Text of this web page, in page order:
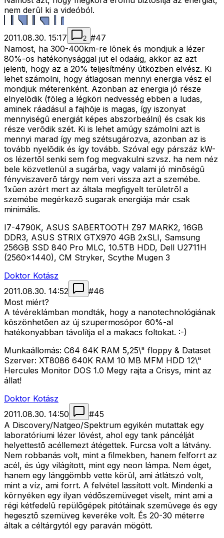
nem derûl ki a videóból.
2011.08.30. 15:17 2 #47
Namost, ha 300-400km-re lõnek és mondjuk a lézer
80%-os hatékonysággal jut el odaáig, akkor az azt
jelenti, hogy az a 20% teljesítmény útközben elvész. Ki
lehet számolni, hogy átlagosan mennyi energia vész el
mondjuk méterenként. Azonban az energia jó része
elnyelõdik (fõleg a légköri nedvesség ebben a ludas,
aminek ráadásul a fajhõje is magas, így iszonyat
mennyiségû energiát képes abszorbeálni) és csak kis
része verõdik szét. Ki is lehet amúgy számolni azt is
mennyi marad így meg szétsugározva, azonban az is
tovább nyelõdik és így tovább. Szóval egy párszáz kW-
os lézertõl senki sem fog megvakulni szvsz. ha nem néz
bele közvetlenül a sugárba, vagy valami jó minõségû
fényviszaverõ tárgy nem veri vissza azt a szemébe.
1xûen azért mert az általa megfigyelt területrõl a
szemébe megérkezõ sugarak energiája már csak
minimális.
I7-4790K, ASUS SABERTOOTH Z97 MARK2, 16GB
DDR3, ASUS STRIX GTX970 4GB 2xSLI, Samsung
256GB SSD 840 Pro MLC, 10.5TB HDD, Dell U2711H
(2560x1440), CM Stryker, Scythe Mugen 3
Doktor Kotász
2011.08.30. 14:52
#46
Most miért?
A tévéreklámban mondták, hogy a nanotechnológiának
köszönhetõen az új szupermosópor 60%-al
hatékonyabban távolítja el a makacs foltokat. :-)
Munkaállomás: C64 64K RAM 5,25\" floppy & Dataset
Szerver: XT8086 640K RAM 10 MB MFM HDD 12\"
Hercules Monitor DOS 1.0 Megy rajta a Crisys, mint az
állat!
Doktor Kotász
2011.08.30. 14:50
#45
A Discovery/Natgeo/Spektrum egyikén mutattak egy
laboratóriumi lézer lövést, ahol egy tank páncélját
helyettestõ acéllemezt átégettek. Furcsa volt a látvány.
Nem robbanás volt, mint a filmekben, hanem felforrt az
acél, és úgy világított, mint egy neon lámpa. Nem éget,
hanem egy lánggömbb vette körül, ami átlátszó volt,
mint a víz, ami forrt. A felvétel lassított volt. Mindenki a
környéken egy ilyan védõszemüveget viselt, mint ami a
régi kétfedelû repülõgépek pitótáinak szemüvege és egy
hegesztõ szemüveg keveréke volt. És 20-30 méterre
áltak a céltárgytól egy paraván mögött.